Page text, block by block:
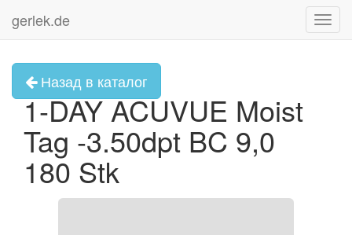
gerlek.de
Назад в каталог
1-DAY ACUVUE Moist
Tag -3.50dpt BC 9,0
180 Stk